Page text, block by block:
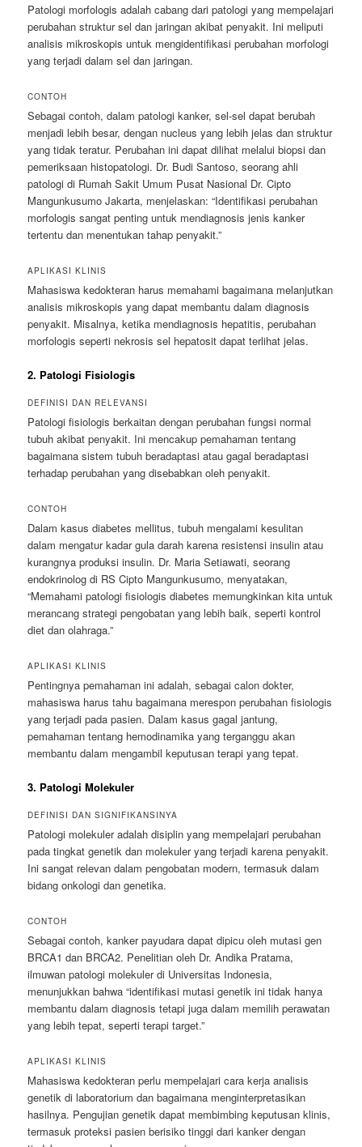
Patologi morfologis adalah cabang dari patologi yang mempelajari
perubahan struktur sel dan jaringan akibat penyakit. Ini meliputi
analisis mikroskopis untuk mengidentifikasi perubahan morfologi
yang terjadi dalam sel dan jaringan.
CONTOH
Sebagai contoh, dalam patologi kanker, sel-sel dapat berubah
menjadi lebih besar, dengan nucleus yang lebih jelas dan struktur
yang tidak teratur. Perubahan ini dapat dilihat melalui biopsi dan
pemeriksaan histopatologi. Dr. Budi Santoso, seorang ahli
patologi di Rumah Sakit Umum Pusat Nasional Dr. Cipto
Mangunkusumo Jakarta, menjelaskan: “Identifikasi perubahan
morfologis sangat penting untuk mendiagnosis jenis kanker
tertentu dan menentukan tahap penyakit.”
APLIKASI KLINIS
Mahasiswa kedokteran harus memahami bagaimana melanjutkan
analisis mikroskopis yang dapat membantu dalam diagnosis
penyakit. Misalnya, ketika mendiagnosis hepatitis, perubahan
morfologis seperti nekrosis sel hepatosit dapat terlihat jelas.
2. Patologi Fisiologis
DEFINISI DAN RELEVANSI
Patologi fisiologis berkaitan dengan perubahan fungsi normal
tubuh akibat penyakit. Ini mencakup pemahaman tentang
bagaimana sistem tubuh beradaptasi atau gagal beradaptasi
terhadap perubahan yang disebabkan oleh penyakit.
CONTOH
Dalam kasus diabetes mellitus, tubuh mengalami kesulitan
dalam mengatur kadar gula darah karena resistensi insulin atau
kurangnya produksi insulin. Dr. Maria Setiawati, seorang
endokrinolog di RS Cipto Mangunkusumo, menyatakan,
“Memahami patologi fisiologis diabetes memungkinkan kita untuk
merancang strategi pengobatan yang lebih baik, seperti kontrol
diet dan olahraga.”
APLIKASI KLINIS
Pentingnya pemahaman ini adalah, sebagai calon dokter,
mahasiswa harus tahu bagaimana merespon perubahan fisiologis
yang terjadi pada pasien. Dalam kasus gagal jantung,
pemahaman tentang hemodinamika yang terganggu akan
membantu dalam mengambil keputusan terapi yang tepat.
3. Patologi Molekuler
DEFINISI DAN SIGNIFIKANSINYA
Patologi molekuler adalah disiplin yang mempelajari perubahan
pada tingkat genetik dan molekuler yang terjadi karena penyakit.
Ini sangat relevan dalam pengobatan modern, termasuk dalam
bidang onkologi dan genetika.
CONTOH
Sebagai contoh, kanker payudara dapat dipicu oleh mutasi gen
BRCA1 dan BRCA2. Penelitian oleh Dr. Andika Pratama,
ilmuwan patologi molekuler di Universitas Indonesia,
menunjukkan bahwa “identifikasi mutasi genetik ini tidak hanya
membantu dalam diagnosis tetapi juga dalam memilih perawatan
yang lebih tepat, seperti terapi target.”
APLIKASI KLINIS
Mahasiswa kedokteran perlu mempelajari cara kerja analisis
genetik di laboratorium dan bagaimana menginterpretasikan
hasilnya. Pengujian genetik dapat membimbing keputusan klinis,
termasuk proteksi pasien berisiko tinggi dari kanker dengan